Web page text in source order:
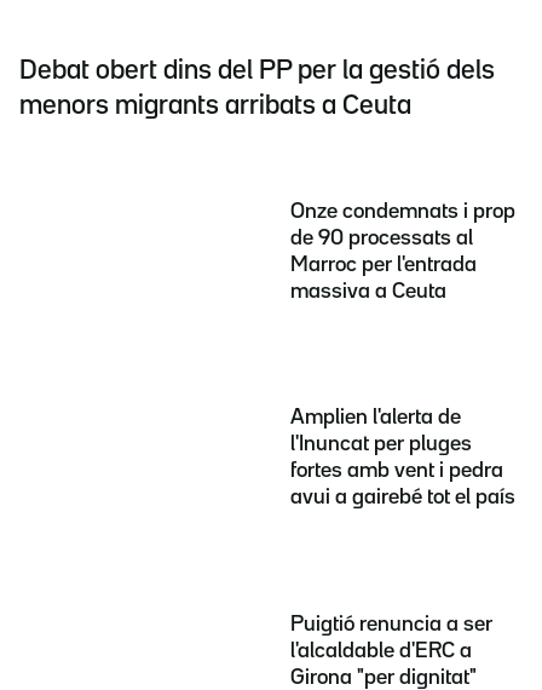
Debat obert dins del PP per la gestió dels
menors migrants arribats a Ceuta
Onze condemnats i prop
de 90 processats al
Marroc per l'entrada
massiva a Ceuta
Amplien l'alerta de
l'Inuncat per pluges
fortes amb vent i pedra
avui a gairebé tot el país
Puigtió renuncia a ser
l'alcaldable d'ERC a
Girona "per dignitat"